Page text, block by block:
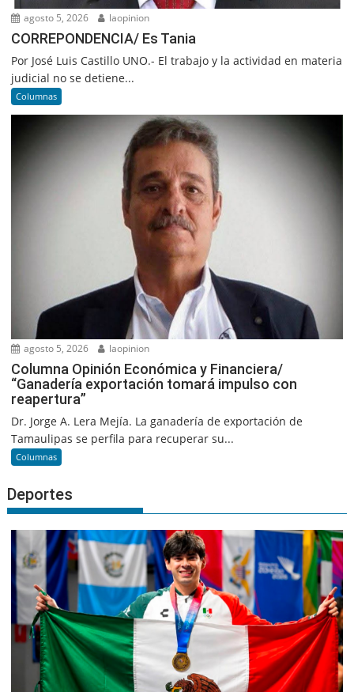
agosto 5, 2026 laopinion
CORREPONDENCIA/ Es Tania
Por José Luis Castillo UNO.- El trabajo y la actividad en materia
judicial no se detiene...
Columnas
agosto 5, 2026 laopinion
Columna Opinión Económica y Financiera/
“Ganadería exportación tomará impulso con
reapertura”
Dr. Jorge A. Lera Mejía. La ganadería de exportación de
Tamaulipas se perfila para recuperar su...
Columnas
Deportes